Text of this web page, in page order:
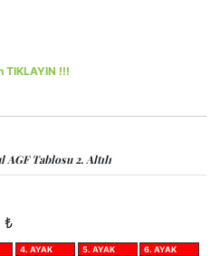
TIKLAYIN !!!
AGF Tablosu 2. Altılı
₺
4. AYAK
5. AYAK
6. AYAK